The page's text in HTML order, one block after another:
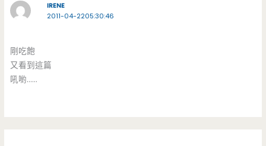
IRENE
2011-04-2205:30:46
剛吃飽
又看到這篇
吼喲……